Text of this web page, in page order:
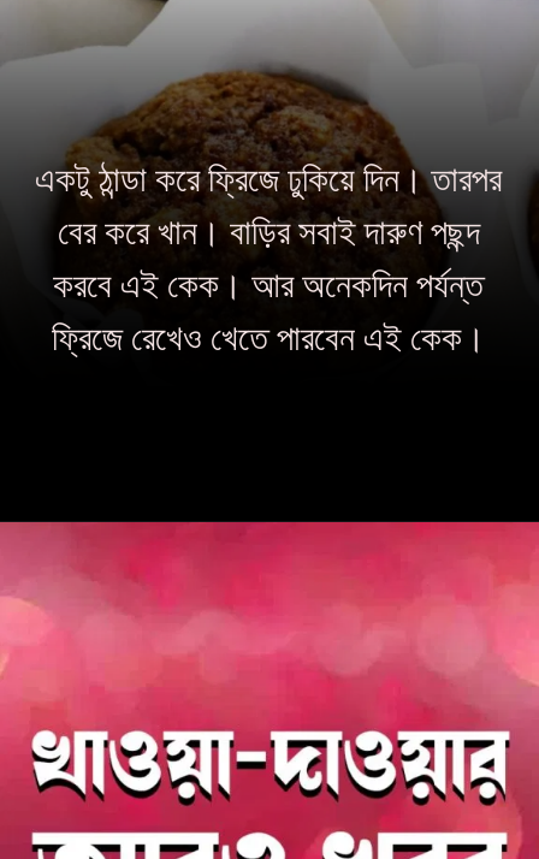
একটু ঠান্ডা করে ফ্রিজে ঢুকিয়ে দিন। তারপর
বের করে খান। বাড়ির সবাই দারুণ পছন্দ
করবে এই কেক। আর অনেকদিন পর্যন্ত
ফ্রিজে রেখেও খেতে পারবেন এই কেক।